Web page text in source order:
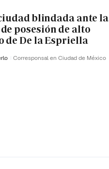
blindada ante la
posesión de alto
de De la Espriella
Corresponsal en Ciudad de México